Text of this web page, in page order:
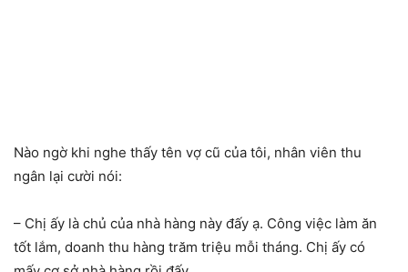
Nào ngờ khi nghe thấy tên vợ cũ của tôi, nhân viên thu
ngân lại cười nói:
– Chị ấy là chủ của nhà hàng này đấy ạ. Công việc làm ăn
tốt lắm, doanh thu hàng trăm triệu mỗi tháng. Chị ấy có